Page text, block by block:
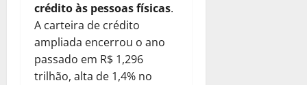
crédito às pessoas físicas.
A carteira de crédito
ampliada encerrou o ano
passado em R$ 1,296
trilhão, alta de 1,4% no